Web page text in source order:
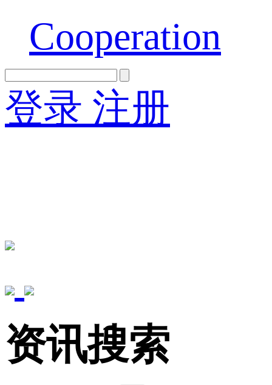
Cooperation
登录 注册
资讯搜索